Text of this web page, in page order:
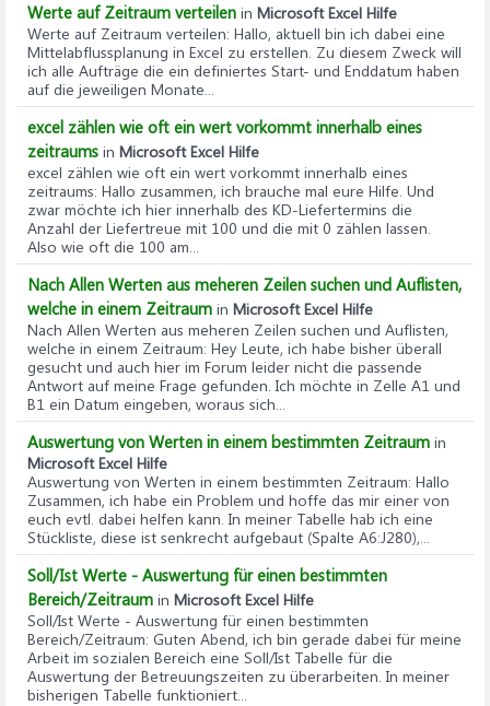
Werte auf Zeitraum verteilen in Microsoft Excel Hilfe
Werte auf Zeitraum verteilen: Hallo, aktuell bin ich dabei eine
Mittelabflussplanung in Excel zu erstellen. Zu diesem Zweck will
ich alle Aufträge die ein definiertes Start- und Enddatum haben
auf die jeweiligen Monate...
excel zählen wie oft ein wert vorkommt innerhalb eines
zeitraums in Microsoft Excel Hilfe
excel zählen wie oft ein wert vorkommt innerhalb eines
zeitraums: Hallo zusammen, ich brauche mal eure Hilfe. Und
zwar möchte ich hier innerhalb des KD-Liefertermins die
Anzahl der Liefertreue mit 100 und die mit 0 zählen lassen.
Also wie oft die 100 am...
Nach Allen Werten aus meheren Zeilen suchen und Auflisten,
welche in einem Zeitraum in Microsoft Excel Hilfe
Nach Allen Werten aus meheren Zeilen suchen und Auflisten,
welche in einem Zeitraum: Hey Leute, ich habe bisher überall
gesucht und auch hier im Forum leider nicht die passende
Antwort auf meine Frage gefunden. Ich möchte in Zelle A1 und
B1 ein Datum eingeben, woraus sich...
Auswertung von Werten in einem bestimmten Zeitraum in
Microsoft Excel Hilfe
Auswertung von Werten in einem bestimmten Zeitraum: Hallo
Zusammen, ich habe ein Problem und hoffe das mir einer von
euch evtl. dabei helfen kann. In meiner Tabelle hab ich eine
Stückliste, diese ist senkrecht aufgebaut (Spalte A6:J280),...
Soll/Ist Werte - Auswertung für einen bestimmten
Bereich/Zeitraum in Microsoft Excel Hilfe
Soll/Ist Werte - Auswertung für einen bestimmten
Bereich/Zeitraum: Guten Abend, ich bin gerade dabei für meine
Arbeit im sozialen Bereich eine Soll/Ist Tabelle für die
Auswertung der Betreuungszeiten zu überarbeiten. In meiner
bisherigen Tabelle funktioniert...